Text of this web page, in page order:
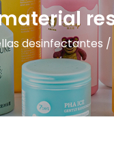
desinfectantes /